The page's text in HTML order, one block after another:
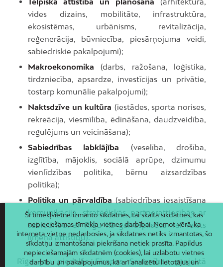
vides dizains, mobilitāte, infrastruktūra,
ekosistēmas, urbānisms, revitalizācija,
reģenerācija, būvniecība, piesārņojuma veidi,
sabiedriskie pakalpojumi);
Makroekonomika (darbs, ražošana, loģistika,
tirdzniecība, apsardze, investīcijas un privātie,
tostarp komunālie pakalpojumi);
Naktsdzīve un kultūra (iestādes, sporta norises,
rekreācija, viesmīlība, ēdināšana, daudzveidība,
regulējums un veicināšana);
Sabiedrības labklājība (veselība, drošība,
izglītība, mājoklis, sociālā aprūpe, dzimumu
vienlīdzības politika, bērnu aizsardzības
politika);
Politika un pārvaldība (sabiedrības iesaistīšana
komunikācijā, stratēģiskās partnerattiecībās ar
sabiedrību, ar Rīgu kā galvaspilsētu vai valsts
līmeņa attīstību).
Rīga jau piedalās Eiropas Savienības projektā
Šī tīmekļvietne izmanto sīkdatnes, tai skaitā sīkdatnes, kas
nepieciešamas tīmekļa vietnes darbībai. Ņemot vērā, ka
interneta vietne nedarbosies, ja sīkdatnes netiks izmantotas, šo
sīkdatņu izmantošanai piekrišana netiek prasīta. Papildus
nepieciešamajām sīkdatnēm (cookies), lai uzlabotu vietnes
darbību un pakalpojumus, kā arī analizētu lietotājus un